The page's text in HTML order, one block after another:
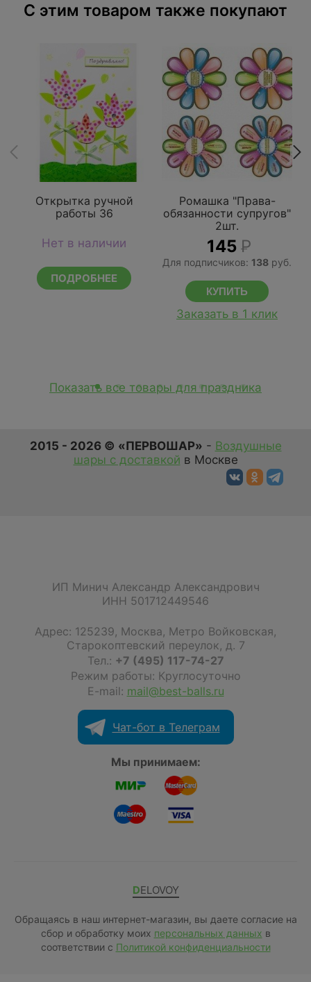
C этим товаром также покупают
Открытка ручной
работы 36
Нет в наличии
ПОДРОБНЕЕ
Ромашка "Права-
обязанности супругов"
2шт.
145 Р
Для подписчиков: 138 руб.
Заказать в 1 клик
Показать все товары для праздника
2015 - 2026 © «ПЕРВОШАР» - Воздушные
шары с доставкой в Москве
ИП Минич Александр Александрович
ИНН 501712449546
Адрес: 125239, Москва, Метро Войковская,
Старокоптевский переулок, д. 7
Тел.: +7 (495) 117-74-27
Режим работы: Круглосуточно
E-mail: mail@best-balls.ru
Чат-бот в Телеграм
Мы принимаем:
DELOVOY
Обращаясь в наш интернет-магазин, вы даете согласие на
сбор и обработку моих персональных данных в
соответствии с Политикой конфиденциальности